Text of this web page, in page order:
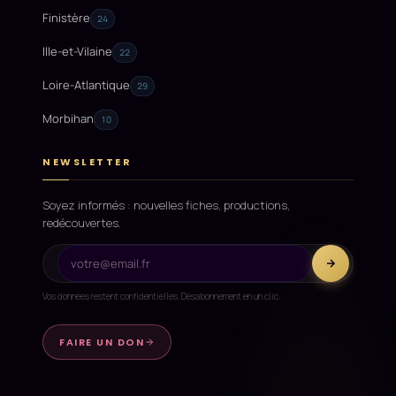
Finistère 24
Ille-et-Vilaine 22
Loire-Atlantique 29
Morbihan 10
NEWSLETTER
Soyez informés : nouvelles fiches, productions,
redécouvertes.
Vos données restent confidentielles. Désabonnement en un clic.
FAIRE UN DON